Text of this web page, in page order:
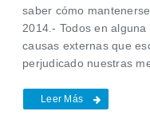
saber cómo
2014.- Todos en
causas externas que
perjudicado nuestras
Leer Más